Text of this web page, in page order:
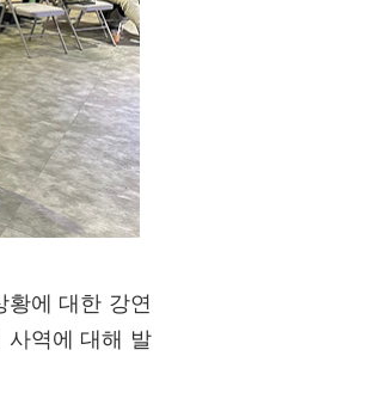
에 대한 강연
사역에 대해 발